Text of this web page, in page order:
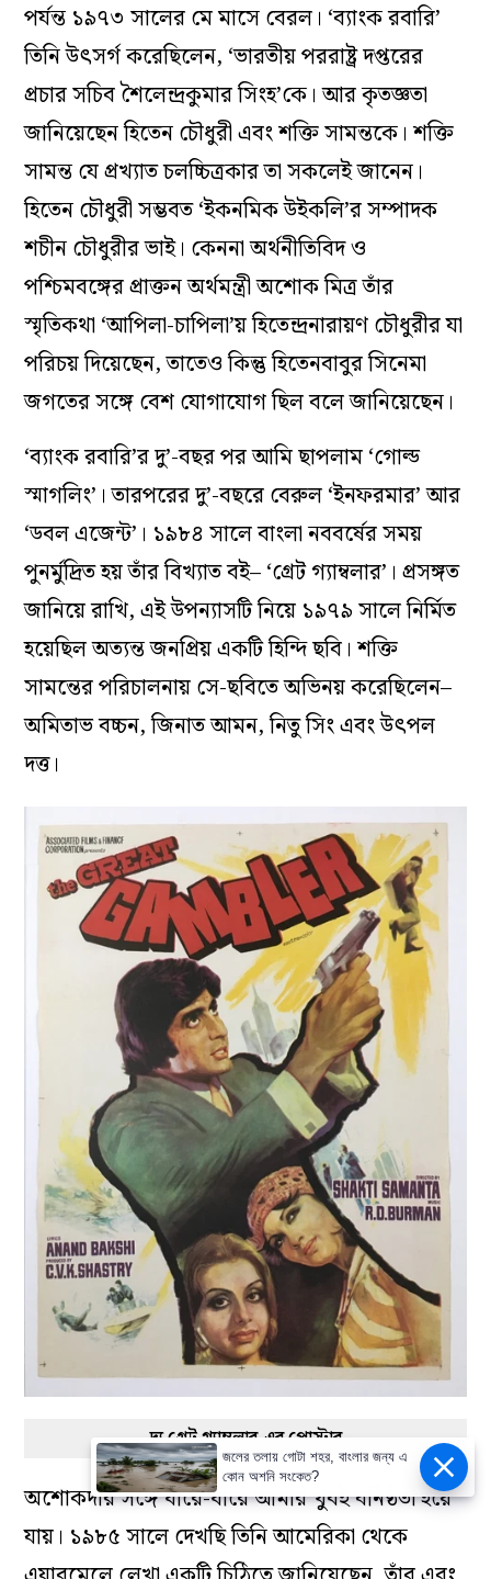
পর্যন্ত ১৯৭৩ সালের মে মাসে বেরল। ‘ব্যাংক রবারি’
তিনি উৎসর্গ করেছিলেন, ‘ভারতীয় পররাষ্ট্র দপ্তরের
প্রচার সচিব শৈলেন্দ্রকুমার সিংহ’কে। আর কৃতজ্ঞতা
জানিয়েছেন হিতেন চৌধুরী এবং শক্তি সামন্তকে। শক্তি
সামন্ত যে প্রখ্যাত চলচ্চিত্রকার তা সকলেই জানেন।
হিতেন চৌধুরী সম্ভবত ‘ইকনমিক উইকলি’র সম্পাদক
শচীন চৌধুরীর ভাই। কেননা অর্থনীতিবিদ ও
পশ্চিমবঙ্গের প্রাক্তন অর্থমন্ত্রী অশোক মিত্র তাঁর
স্মৃতিকথা ‘আপিলা-চাপিলা’য় হিতেন্দ্রনারায়ণ চৌধুরীর যা
পরিচয় দিয়েছেন, তাতেও কিন্তু হিতেনবাবুর সিনেমা
জগতের সঙ্গে বেশ যোগাযোগ ছিল বলে জানিয়েছেন।
‘ব্যাংক রবারি’র দু’-বছর পর আমি ছাপলাম ‘গোল্ড
স্মাগলিং’। তারপরের দু’-বছরে বেরুল ‘ইনফরমার’ আর
‘ডবল এজেন্ট’। ১৯৮৪ সালে বাংলা নববর্ষের সময়
পুনর্মুদ্রিত হয় তাঁর বিখ্যাত বই– ‘গ্রেট গ্যাম্বলার’। প্রসঙ্গত
জানিয়ে রাখি, এই উপন্যাসটি নিয়ে ১৯৭৯ সালে নির্মিত
হয়েছিল অত্যন্ত জনপ্রিয় একটি হিন্দি ছবি। শক্তি
সামন্তের পরিচালনায় সে-ছবিতে অভিনয় করেছিলেন–
অমিতাভ বচ্চন, জিনাত আমন, নিতু সিং এবং উৎপল
দত্ত।
দ্য গ্রেট গ্যাম্বলার-এর পোস্টার
অশোকদার সঙ্গে ধীরে-ধীরে আমার খুবই ঘনিষ্ঠতা হয়ে
যায়। ১৯৮৫ সালে দেখছি তিনি আমেরিকা থেকে
জলের তলায় গোটা শহর, বাংলার জন্য এ
কোন অশনি সংকেত?